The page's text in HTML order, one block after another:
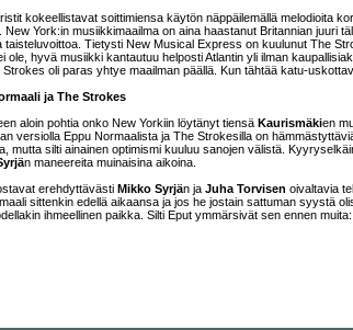
kokeellistavat soittimiensa käytön näppäilemällä melodioita
New York:in musiikkimaailma on aina haastanut Britannian juuri
taisteluvoittoa. Tietysti New Musical Express on kuulunut The
ole, hyvä musiikki kantautuu helposti Atlantin yli ilman
oli paras yhtye maailman päällä. Kun tähtää katu-
ja The Strokes
aloin pohtia onko New Yorkiin löytänyt tiensä Kaurismäkien
versiolla Eppu Normaalista ja The Strokesilla on
mutta silti ainainen optimismi kuuluu sanojen välistä.
n maneereita muinaisina aikoina.
erehdyttävästi Mikko Syrjän ja Juha Torvisen oivaltavia
sittenkin edellä aikaansa ja jos he jostain sattuman syystä
ihmeellinen paikka. Silti Eput ymmärsivät sen ennen